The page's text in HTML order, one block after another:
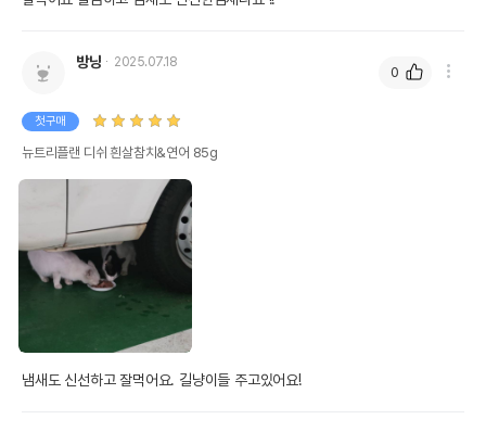
방냥 2025.07.18
첫구매
뉴트리플랜 디쉬 흰살참치&연어 85g
냄새도 신선하고 잘먹어요. 길냥이들 주고있어요!
0